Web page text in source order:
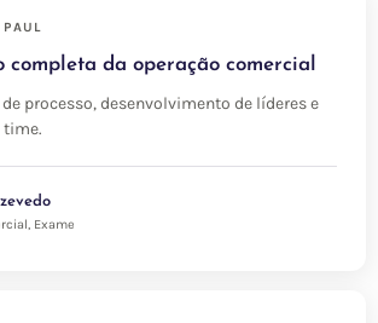
completa da operação comercial
processo, desenvolvimento de líderes e
Exame